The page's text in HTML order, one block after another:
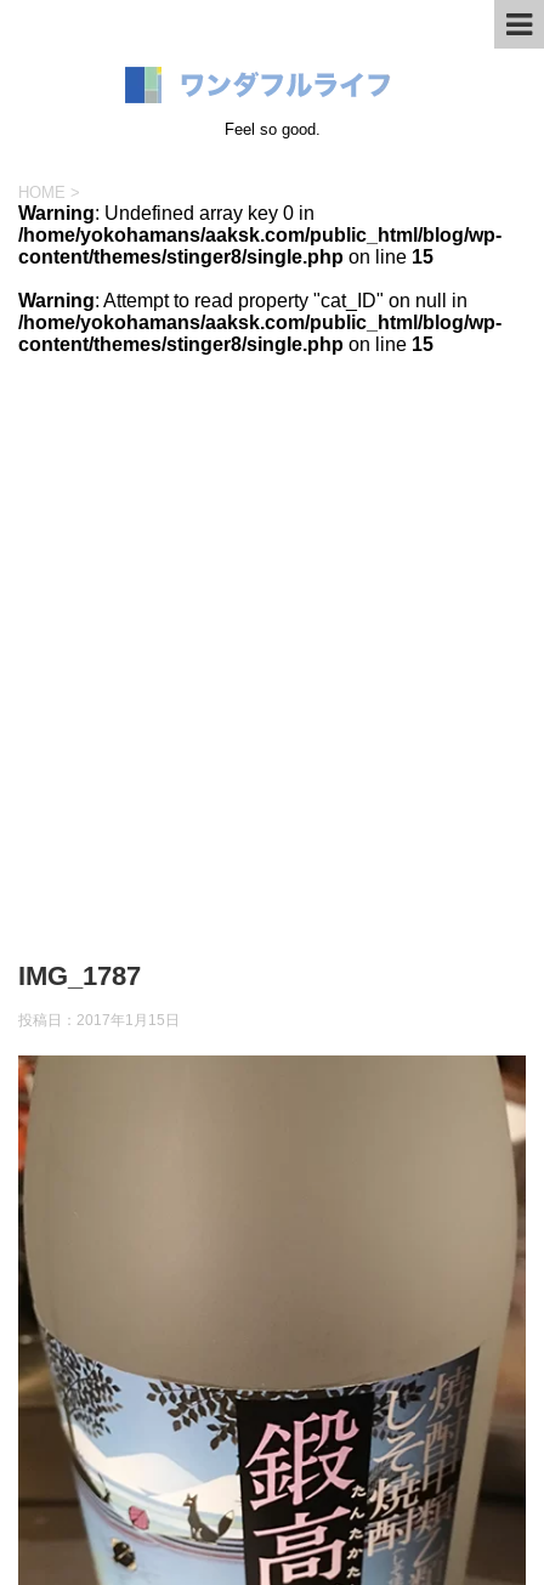
Feel so good.
HOME >
Warning: Undefined array key 0 in
/home/yokohamans/aaksk.com/public_html/blog/wp-
content/themes/stinger8/single.php on line 15
Warning: Attempt to read property "cat_ID" on null in
/home/yokohamans/aaksk.com/public_html/blog/wp-
content/themes/stinger8/single.php on line 15
IMG_1787
投稿日： 2017年1月15日